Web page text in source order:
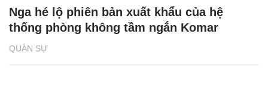
QUÂN SỰ
Nga hé lộ phiên bản xuất khẩu của hệ
thống phòng không tầm ngắn Komar